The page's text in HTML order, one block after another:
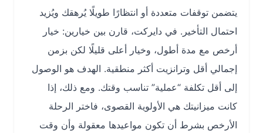
يتضمن توقفات متعددة أو انتظارًا طويلًا يُرهقك ويُزيد
احتمال التأخير. في دايركت، قارن بين خيارين: خيار
أرخص مع مدة أطول، وخيار أعلى قليلًا لكن بزمن
إجمالي أقل وترانزيت أكثر منطقية. الهدف هو الوصول
إلى أقل تكلفة “عملية” تناسب وقتك. ومع ذلك، إذا
كانت ميزانيتك هي الأولوية القصوى، فاختر الرحلة
الأرخص بشرط أن تكون مواعيدها معقولة وأن وقت